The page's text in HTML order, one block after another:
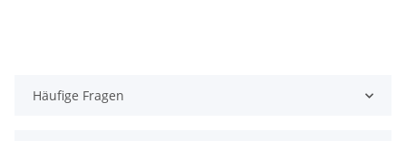
Häufige Fragen